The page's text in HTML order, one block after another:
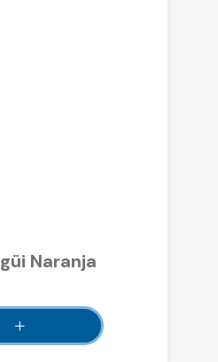
Naranja